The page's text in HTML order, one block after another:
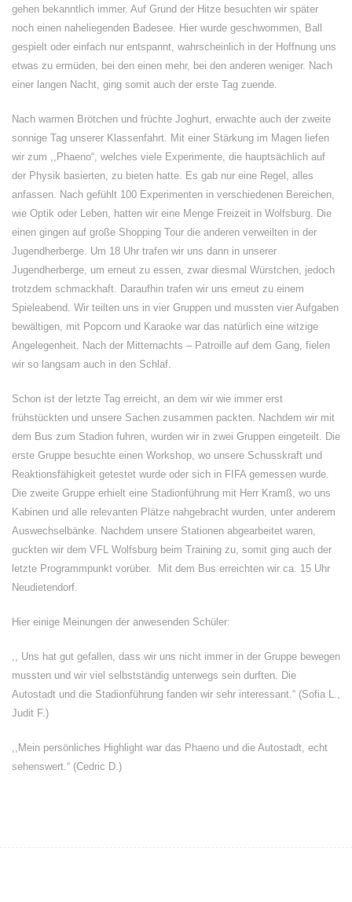
gehen bekanntlich immer. Auf Grund der Hitze besuchten wir später
noch einen naheliegenden Badesee. Hier wurde geschwommen, Ball
gespielt oder einfach nur entspannt, wahrscheinlich in der Hoffnung uns
etwas zu ermüden, bei den einen mehr, bei den anderen weniger. Nach
einer langen Nacht, ging somit auch der erste Tag zuende.
Nach warmen Brötchen und früchte Joghurt, erwachte auch der zweite
sonnige Tag unserer Klassenfahrt. Mit einer Stärkung im Magen liefen
wir zum ,,Phaeno“, welches viele Experimente, die hauptsächlich auf
der Physik basierten, zu bieten hatte. Es gab nur eine Regel, alles
anfassen. Nach gefühlt 100 Experimenten in verschiedenen Bereichen,
wie Optik oder Leben, hatten wir eine Menge Freizeit in Wolfsburg. Die
einen gingen auf große Shopping Tour die anderen verweilten in der
Jugendherberge. Um 18 Uhr trafen wir uns dann in unserer
Jugendherberge, um erneut zu essen, zwar diesmal Würstchen, jedoch
trotzdem schmackhaft. Daraufhin trafen wir uns erneut zu einem
Spieleabend. Wir teilten uns in vier Gruppen und mussten vier Aufgaben
bewältigen, mit Popcorn und Karaoke war das natürlich eine witzige
Angelegenheit. Nach der Mitternachts – Patroille auf dem Gang, fielen
wir so langsam auch in den Schlaf.
Schon ist der letzte Tag erreicht, an dem wir wie immer erst
frühstückten und unsere Sachen zusammen packten. Nachdem wir mit
dem Bus zum Stadion fuhren, wurden wir in zwei Gruppen eingeteilt. Die
erste Gruppe besuchte einen Workshop, wo unsere Schusskraft und
Reaktionsfähigkeit getestet wurde oder sich in FIFA gemessen wurde.
Die zweite Gruppe erhielt eine Stadionführung mit Herr Kramß, wo uns
Kabinen und alle relevanten Plätze nahgebracht wurden, unter anderem
Auswechselbänke. Nachdem unsere Stationen abgearbeitet waren,
guckten wir dem VFL Wolfsburg beim Training zu, somit ging auch der
letzte Programmpunkt vorüber. Mit dem Bus erreichten wir ca. 15 Uhr
Neudietendorf.
Hier einige Meinungen der anwesenden Schüler:
,, Uns hat gut gefallen, dass wir uns nicht immer in der Gruppe bewegen
mussten und wir viel selbstständig unterwegs sein durften. Die
Autostadt und die Stadionführung fanden wir sehr interessant.“ (Sofia L.,
Judit F.)
,,Mein persönliches Highlight war das Phaeno und die Autostadt, echt
sehenswert.“ (Cedric D.)